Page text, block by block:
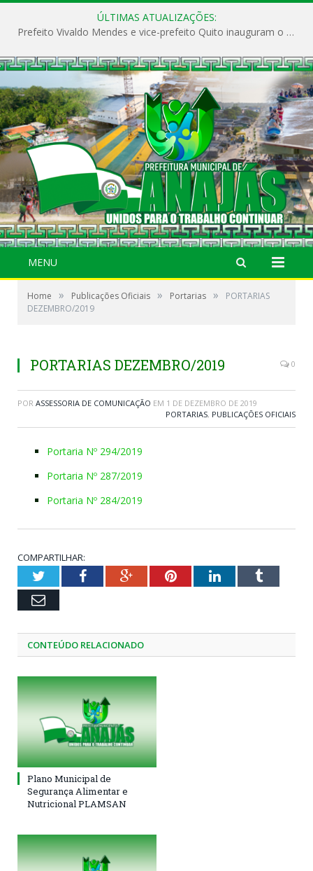
ÚLTIMAS ATUALIZAÇÕES:
Prefeito Vivaldo Mendes e vice-prefeito Quito inauguram o CAPS e fortalecem a saúde pública em Anajás.
MENU
Home » Publicações Oficiais » Portarias »
PORTARIAS
DEZEMBRO/2019
PORTARIAS DEZEMBRO/2019 0
POR ASSESSORIA DE COMUNICAÇÃO EM 1 DE DEZEMBRO DE 2019
PORTARIAS, PUBLICAÇÕES OFICIAIS
Portaria Nº 294/2019
Portaria Nº 287/2019
Portaria Nº 284/2019
COMPARTILHAR:
TwitterFacebookGoogle+PinterestLinkedInTumblr
Email
CONTEÚDO RELACIONADO
Plano Municipal de
Segurança Alimentar e
Nutricional PLAMSAN